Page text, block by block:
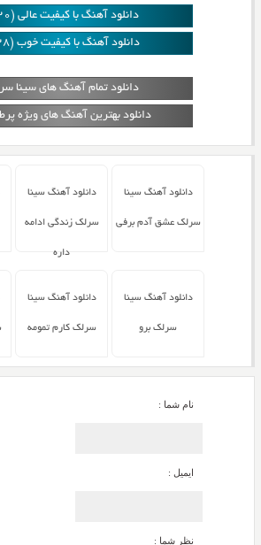
دانلود آهنگ با کیفیت عالی (320)
دانلود آهنگ با کیفیت خوب (128)
دانلود تمام آهنگ های سینا
دانلود بهترین آهنگ های ویژه
دانلود آهنگ سینا
سرلک عشق آدم برفی
دانلود آهنگ سینا
سرلک زندگی ادامه
داره
دانلود آهنگ سینا
سرلک برو
دانلود آهنگ سینا
سرلک کارم تمومه
نام شما :
ایمیل :
نظر شما :